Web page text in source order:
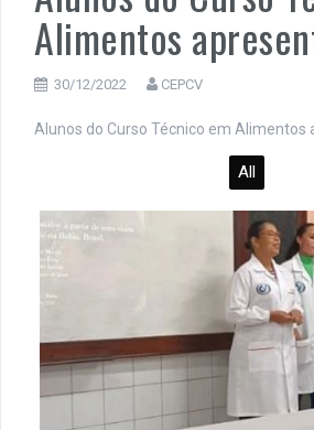
Alimentos
30/12/2022 CEPCV
Alunos do Curso Técnico em Alimentos
All